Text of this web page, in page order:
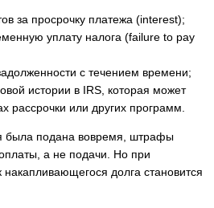
за просрочку платежа (interest);
уплату налога (failure to pay
с течением времени;
истории в IRS, которая может
рассрочки или других программ.
была подана вовремя, штрафы
а не подачи. Но при
накапливающегося долга становится